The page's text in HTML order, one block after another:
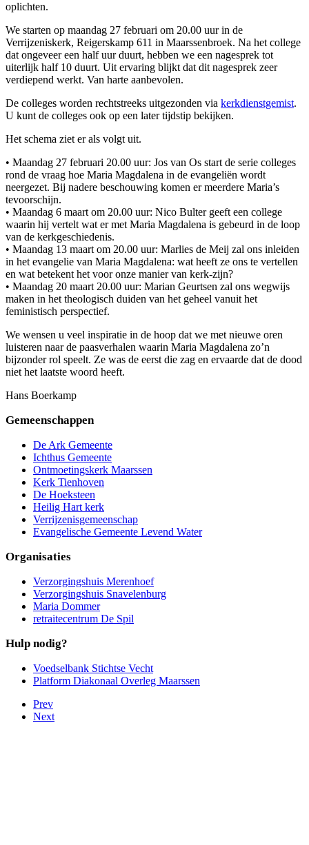
oplichten.
We starten op maandag 27 februari om 20.00 uur in de
Verrijzeniskerk, Reigerskamp 611 in Maarssenbroek. Na het college
dat ongeveer een half uur duurt, hebben we een nagesprek tot
uiterlijk half 10 duurt. Uit ervaring blijkt dat dit nagesprek zeer
verdiepend werkt. Van harte aanbevolen.
De colleges worden rechtstreeks uitgezonden via kerkdienstgemist.
U kunt de colleges ook op een later tijdstip bekijken.
Het schema ziet er als volgt uit.
• Maandag 27 februari 20.00 uur: Jos van Os start de serie colleges
rond de vraag hoe Maria Magdalena in de evangeliën wordt
neergezet. Bij nadere beschouwing komen er meerdere Maria’s
tevoorschijn.
• Maandag 6 maart om 20.00 uur: Nico Bulter geeft een college
waarin hij vertelt wat er met Maria Magdalena is gebeurd in de loop
van de kerkgeschiedenis.
• Maandag 13 maart om 20.00 uur: Marlies de Meij zal ons inleiden
in het evangelie van Maria Magdalena: wat heeft ze ons te vertellen
en wat betekent het voor onze manier van kerk-zijn?
• Maandag 20 maart 20.00 uur: Marian Geurtsen zal ons wegwijs
maken in het theologisch duiden van het geheel vanuit het
feministisch perspectief.
We wensen u veel inspiratie in de hoop dat we met nieuwe oren
luisteren naar de paasverhalen waarin Maria Magdalena zo’n
bijzonder rol speelt. Ze was de eerst die zag en ervaarde dat de dood
niet het laatste woord heeft.
Hans Boerkamp
Gemeenschappen
De Ark Gemeente
Ichthus Gemeente
Ontmoetingskerk Maarssen
Kerk Tienhoven
De Hoeksteen
Heilig Hart kerk
Verrijzenisgemeenschap
Evangelische Gemeente Levend Water
Organisaties
Verzorgingshuis Merenhoef
Verzorgingshuis Snavelenburg
Maria Dommer
retraitecentrum De Spil
Hulp nodig?
Voedselbank Stichtse Vecht
Platform Diakonaal Overleg Maarssen
Prev
Next